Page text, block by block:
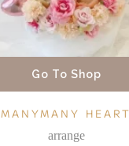
Go To Shop
MANYMANY HEART
arrange